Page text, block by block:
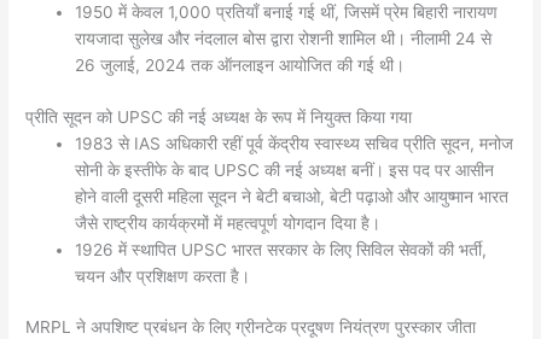
1950 में केवल 1,000 प्रतियाँ बनाई गई थीं, जिसमें प्रेम बिहारी नारायण
रायजादा सुलेख और नंदलाल बोस द्वारा रोशनी शामिल थी। नीलामी 24 से
26 जुलाई, 2024 तक ऑनलाइन आयोजित की गई थी।
प्रीति सूदन को UPSC की नई अध्यक्ष के रूप में नियुक्त किया गया
1983 से IAS अधिकारी रहीं पूर्व केंद्रीय स्वास्थ्य सचिव प्रीति सूदन, मनोज
सोनी के इस्तीफे के बाद UPSC की नई अध्यक्ष बनीं। इस पद पर आसीन
होने वाली दूसरी महिला सूदन ने बेटी बचाओ, बेटी पढ़ाओ और आयुष्मान भारत
जैसे राष्ट्रीय कार्यक्रमों में महत्वपूर्ण योगदान दिया है।
1926 में स्थापित UPSC भारत सरकार के लिए सिविल सेवकों की भर्ती,
चयन और प्रशिक्षण करता है।
MRPL ने अपशिष्ट प्रबंधन के लिए ग्रीनटेक प्रदूषण नियंत्रण पुरस्कार जीता